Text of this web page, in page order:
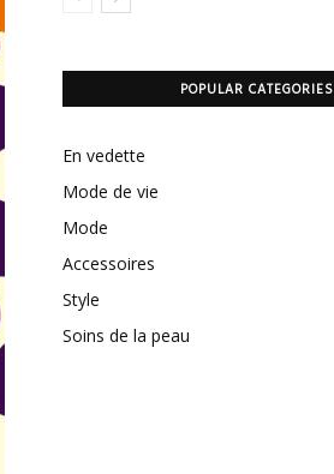
POPULAR CATEGORIES
En vedette
Mode de vie
Mode
Accessoires
Style
Soins de la peau